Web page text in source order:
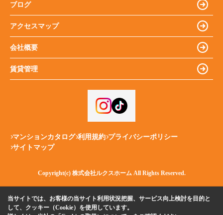
ブログ
アクセスマップ
会社概要
賃貸管理
マンションカタログ 利用規約 プライバシーポリシー
サイトマップ
Copyright(c) 株式会社ルクスホーム All Rights Reserved.
当サイトでは、お客様の当サイト利用状況把握、サービス向上検討を目的と
して、クッキー（Cookie）を使用しています。